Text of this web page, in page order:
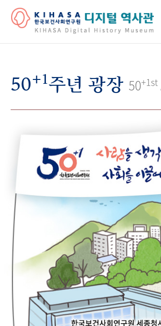
50+1주년 광장 50+1st